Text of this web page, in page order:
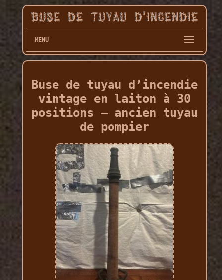
MENU
Buse de tuyau d’incendie
vintage en laiton à 30
positions – ancien tuyau
de pompier